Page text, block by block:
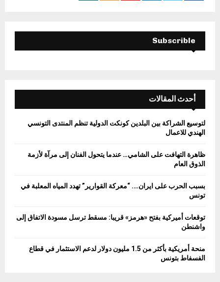
H
Subscrible
أحدث المقالات
لتوسيع الشراكة بين البلدين كونكت الدولية تنظم المنتدى التونسي
الهندي للاعمال
ظاهرة التهافت على الشامي… عندما يتحول الفنان إلى مرآة لأزمة
الذوق العام
بسبب الحرب على ايران…. “معركة القوارير” تهدد المياه المعلبة في
تونس
توقعات أميركية بفتح «هرمز» قريبا: مسقط ترسل مسودة الاتفاق إلى
واشنطن
منحة أمريكية بأكثر من 1.5 مليون دولار لدعم الاستثمار في قطاع
الفسفاط بتونس